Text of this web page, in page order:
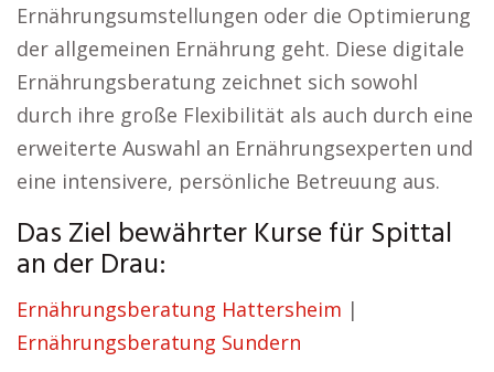
Ernährungsumstellungen oder die Optimierung
der allgemeinen Ernährung geht. Diese digitale
Ernährungsberatung zeichnet sich sowohl
durch ihre große Flexibilität als auch durch eine
erweiterte Auswahl an Ernährungsexperten und
eine intensivere, persönliche Betreuung aus.
Das Ziel bewährter Kurse für Spittal
an der Drau:
Ernährungsberatung Hattersheim |
Ernährungsberatung Sundern